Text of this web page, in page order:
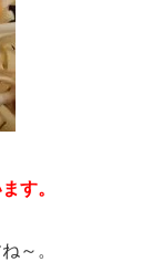
す。
～。